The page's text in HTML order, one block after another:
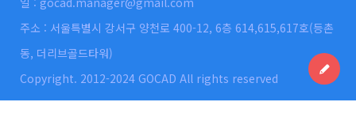
주소 : 서울특별시 강서구 양천로 400-12, 6층 614,615,617호(등촌
동, 더리브골드타워)
Copyright. 2012-2024 GOCAD All rights reserved